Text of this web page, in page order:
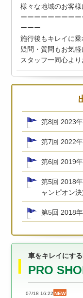
様々な地域のお客様
ーーーーーーーー
ーーー
施行後もキレイに乗
疑問・質問もお気軽
スタッフ一同心よ
第8回 2023
第7回 2022
第6回 2019
第5回 2018
ャンピオン
第5回 2018
車をキレイにす
PRO
07/18 16:22 NEW